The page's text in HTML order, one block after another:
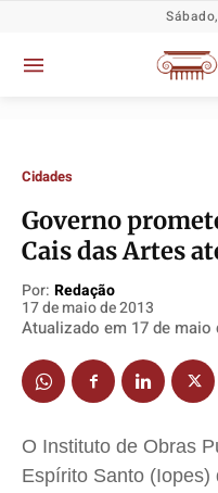
Política
TV Século
Educação
Meio Ambiente
Saúde
Política
TV Século
Educação
Meio Ambiente
Saúde
Política
TV Século
Educação
Meio Ambiente
Saúde
Política
TV Século
Educação
Meio Ambiente
Saúde
Cidades
Governo
Cais das Artes
Por: Redação
17 de maio de 2013
Atualizado em 17 de maio
O Instituto de Obras
Espírito Santo